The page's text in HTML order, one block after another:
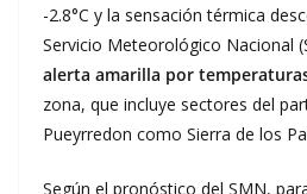
-2.8°C y la sensación térmica
Servicio Meteorológico Nacional
alerta amarilla por
zona, que incluye sectores del
Pueyrredon como Sierra de los
Según el pronóstico del SMN,